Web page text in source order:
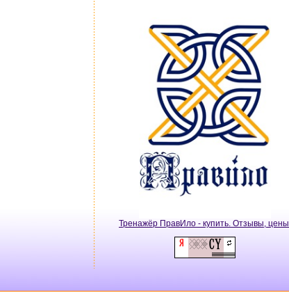
Тренажёр ПравИло - купить. Отзывы, цены.